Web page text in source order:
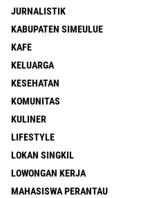
JURNALISTIK
KABUPATEN SIMEULUE
KAFE
KELUARGA
KESEHATAN
KOMUNITAS
KULINER
LIFESTYLE
LOKAN SINGKIL
LOWONGAN KERJA
MAHASISWA PERANTAU